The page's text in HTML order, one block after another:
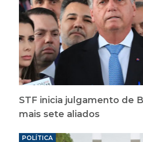
STF inicia julgamento de
mais sete aliados
POLÍTICA